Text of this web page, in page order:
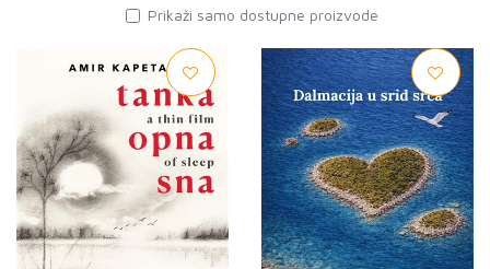
Prikaži samo dostupne proizvode